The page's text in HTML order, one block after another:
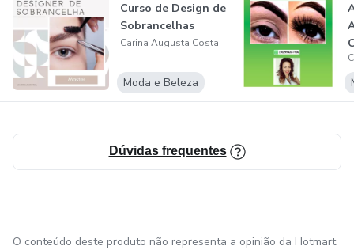
Curso de Design de
Sobrancelhas
Carina Augusta Costa
Moda e Beleza
Dúvidas frequentes
O conteúdo deste produto não representa a opinião da Hotmart.